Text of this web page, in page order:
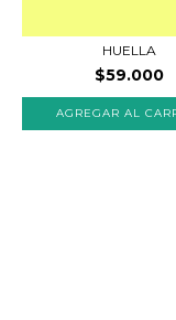
HUELLA
$59.000